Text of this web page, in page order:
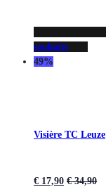
souhaits
49%
Visière TC Leuze
€ 17,90 €34,90